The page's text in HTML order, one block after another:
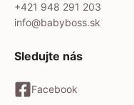
+421 948 291 203
info@babyboss.sk
Sledujte nás
Facebook